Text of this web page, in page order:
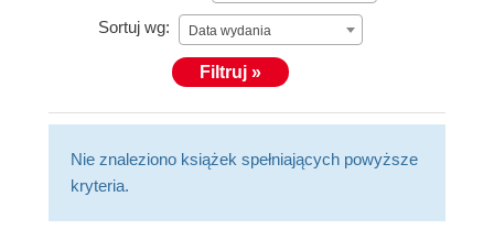
Sortuj wg: Data wydania
Filtruj »
Nie znaleziono książek spełniających powyższe
kryteria.